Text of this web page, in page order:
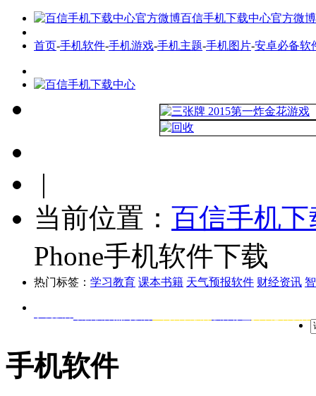
百信手机下载中心官方微博
首页-手机软件-手机游戏-手机主题-手机图片-安卓必备软
|
当前位置： 百信手机
Phone手机软件下载
热门标签： 学习教育 课本书籍 天气预报软件 财经资讯
手机软件